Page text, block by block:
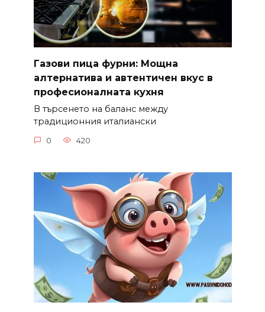
Газови пица фурни: Мощна
алтернатива и автентичен вкус в
професионалната кухня
В търсенето на баланс между
традиционния италиански
0 420